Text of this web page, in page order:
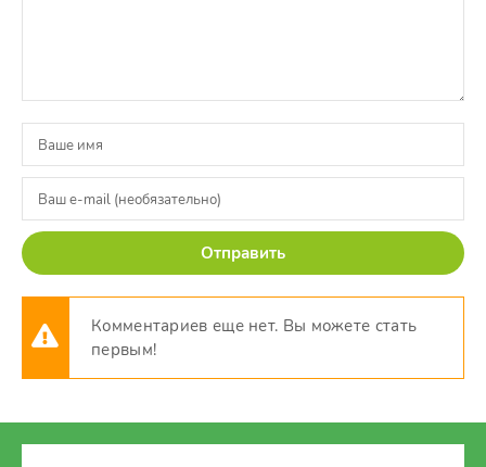
Отправить
Комментариев еще нет. Вы можете стать
первым!